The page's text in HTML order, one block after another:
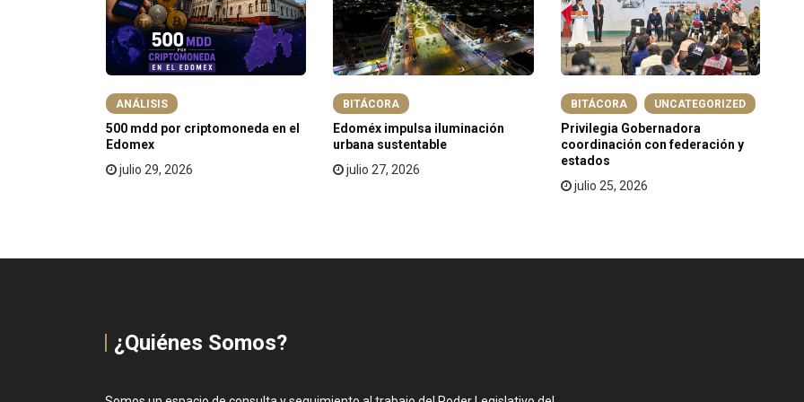
ANÁLISIS
500 mdd por criptomoneda en el
Edomex
julio 29, 2026
BITÁCORA
Edoméx impulsa iluminación
urbana sustentable
julio 27, 2026
BITÁCORA UNCATEGORIZED
Privilegia Gobernadora
coordinación con federación y
estados
julio 25, 2026
¿Quiénes Somos?